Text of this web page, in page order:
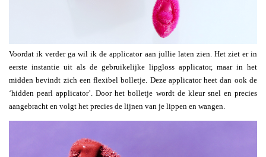
Voordat ik verder ga wil ik de applicator aan jullie laten zien. Het ziet er in
eerste instantie uit als de gebruikelijke lipgloss applicator, maar in het
midden bevindt zich een flexibel bolletje. Deze applicator heet dan ook de
‘hidden pearl applicator’. Door het bolletje wordt de kleur snel en precies
aangebracht en volgt het precies de lijnen van je lippen en wangen.